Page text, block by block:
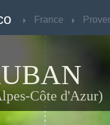
France
Côte d'Azur)
France